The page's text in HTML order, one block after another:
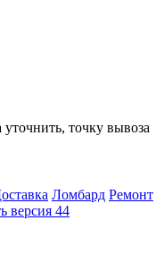
уточнить, точку вывоза
Ломбард Ремонт
версия 44